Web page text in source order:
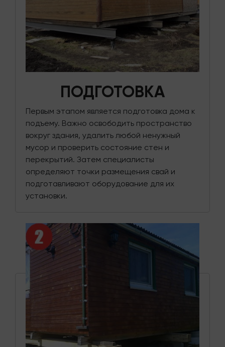
ПОДГОТОВКА
Первым этапом является подготовка дома к
подъему. Важно освободить пространство
вокруг здания, удалить любой ненужный
мусор и проверить состояние стен и
перекрытий. Затем специалисты
определяют точки размещения свай и
подготавливают оборудование для их
установки.